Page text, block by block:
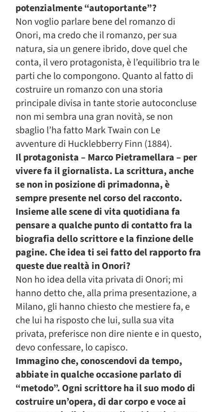
potenzialmente “autoportante”?
Non voglio parlare bene del romanzo di
Onori, ma credo che il romanzo, per sua
natura, sia un genere ibrido, dove quel che
conta, il vero protagonista, è l’equilibrio tra le
parti che lo compongono. Quanto al fatto di
costruire un romanzo con una storia
principale divisa in tante storie autoconcluse
non mi sembra una gran novità, se non
sbaglio l’ha fatto Mark Twain con Le
avventure di Hucklebberry Finn (1884).
Il protagonista – Marco Pietramellara – per
vivere fa il giornalista. La scrittura, anche
se non in posizione di primadonna, è
sempre presente nel corso del racconto.
Insieme alle scene di vita quotidiana fa
pensare a qualche punto di contatto fra la
biografia dello scrittore e la finzione delle
pagine. Che idea ti sei fatto del rapporto fra
queste due realtà in Onori?
Non ho idea della vita privata di Onori; mi
hanno detto che, alla prima presentazione, a
Milano, gli hanno chiesto che mestiere fa, e
che lui ha risposto che lui, sulla sua vita
privata, preferisce non dire niente e in questo,
devo confessare, lo capisco.
Immagino che, conoscendovi da tempo,
abbiate in qualche occasione parlato di
“metodo”. Ogni scrittore ha il suo modo di
costruire un’opera, di dar corpo e voce ai